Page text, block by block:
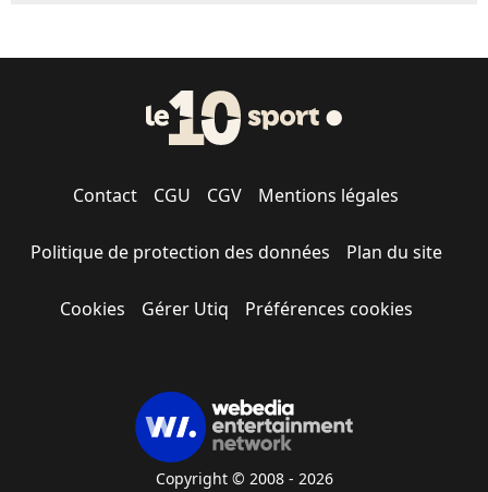
Contact CGU CGV Mentions légales
Politique de protection des données Plan du site
Cookies Gérer Utiq Préférences cookies
Copyright © 2008 - 2026